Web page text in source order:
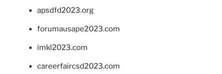
apsdfd2023.org
forumausape2023.com
imkl2023.com
careerfaircsd2023.com